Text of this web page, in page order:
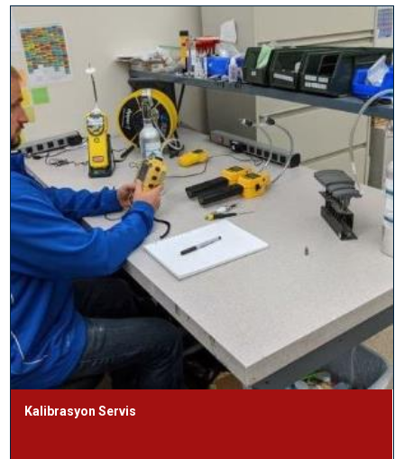
Kalibrasyon Servis